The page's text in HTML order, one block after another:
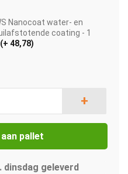
Nanocoat water- en
coating - 1
(+ 48,78)
+
pallet
dinsdag geleverd